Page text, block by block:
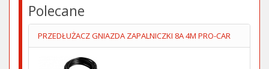
Polecane
PRZEDŁUŻACZ GNIAZDA ZAPALNICZKI 8A 4M PRO-CAR